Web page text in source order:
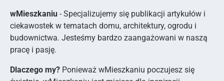
wMieszkaniu - Specjalizujemy się publikacji artykułów i
ciekawostek w tematach domu, architektury, ogrodu i
budownictwa. Jesteśmy bardzo zaangażowani w naszą
pracę i pasję.
Dlaczego my? Ponieważ wMieszkaniu poczujesz się